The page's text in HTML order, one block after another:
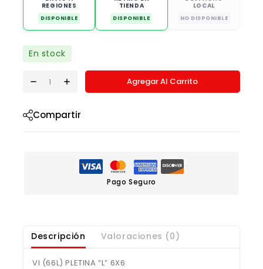
REGIONES
DISPONIBLE
TIENDA
DISPONIBLE
LOCAL
NO DISPONIBLE
En stock
Agregar Al Carrito
Compartir
Pago Seguro
Descripción Valoraciones (0)
VI (66L) PLETINA ”L” 6X6